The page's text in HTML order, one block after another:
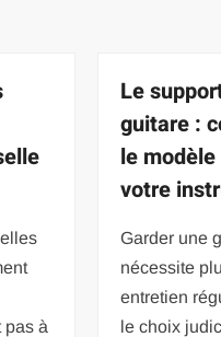
pas à
Le
guitare :
le
votre
Garder une
nécessite
entretien
le choix